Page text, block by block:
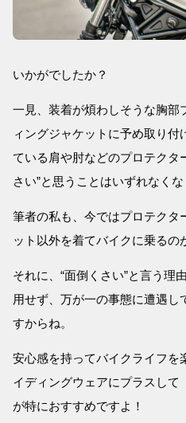
いかがでしたか？
一見、装着が煩わしそうな胸部
ィングジャケットに予め取り付
ている肩や肘などのプロテクタ
さい”と思うことはいずれなくな
筆者の私も、今ではプロテクタ
ット以外を着てバイクに乗る
それに、“面倒くさい”と言う理
用せず、万が一の事態に遭遇
すからね。
安心感を持ってバイクライフを
イディングウェアにプラスして
が特におすすめですよ！